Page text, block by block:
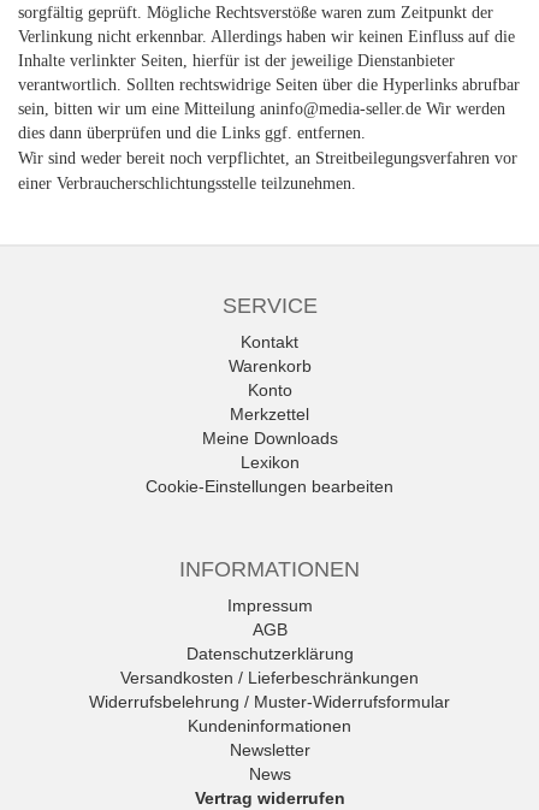
sorgfältig geprüft. Mögliche Rechtsverstöße waren zum Zeitpunkt der
Verlinkung nicht erkennbar. Allerdings haben wir keinen Einfluss auf die
Inhalte verlinkter Seiten, hierfür ist der jeweilige Dienstanbieter
verantwortlich. Sollten rechtswidrige Seiten über die Hyperlinks abrufbar
sein, bitten wir um eine Mitteilung aninfo@media-seller.de Wir werden
dies dann überprüfen und die Links ggf. entfernen.
Wir sind weder bereit noch verpflichtet, an Streitbeilegungsverfahren vor
einer Verbraucherschlichtungsstelle teilzunehmen.
SERVICE
Kontakt
Warenkorb
Konto
Merkzettel
Meine Downloads
Lexikon
Cookie-Einstellungen bearbeiten
INFORMATIONEN
Impressum
AGB
Datenschutzerklärung
Versandkosten / Lieferbeschränkungen
Widerrufsbelehrung / Muster-Widerrufsformular
Kundeninformationen
Newsletter
News
Vertrag widerrufen